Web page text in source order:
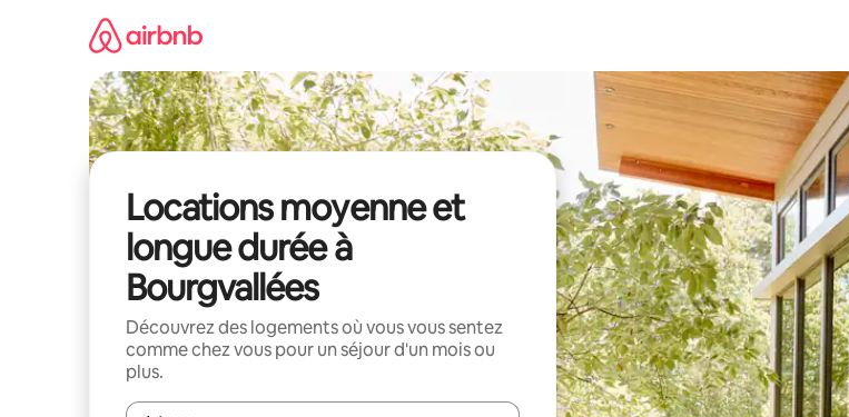
Locations moyenne et
longue durée à
Bourgvallées
Découvrez des logements où vous vous sentez
comme chez vous pour un séjour d'un mois ou
plus.